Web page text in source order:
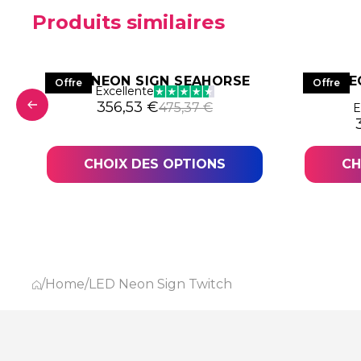
Produits similaires
€.
€.
Offre
LED NEON SIGN SEAHORSE
Excellente
475,37€
Le prix initial était : 475,37 €.
356,53 €
Le prix actuel est : 356,53 €.
CHOIX DES OPTIONS
Offre
LED
/Home/LED Neon Sign Twitch